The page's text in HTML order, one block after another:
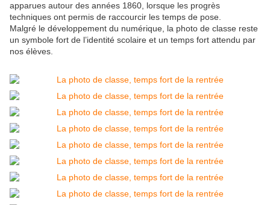
apparues autour des années 1860, lorsque les progrès
techniques ont permis de raccourcir les temps de pose.
Malgré le développement du numérique, la photo de classe reste
un symbole fort de l’identité scolaire et un temps fort attendu par
nos élèves.